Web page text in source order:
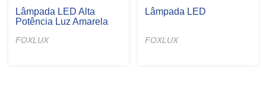
Lâmpada LED Alta
Potência Luz Amarela
FOXLUX
Lâmpada LED
FOXLUX